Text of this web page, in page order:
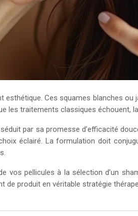
esthétique. Ces squames blanches
les traitements classiques échouent,
par sa promesse d’efficacité
éclairé. La formulation doit
vos pellicules à la sélection d’un
de produit en véritable stratégie